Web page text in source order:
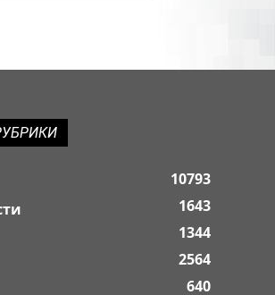
10793
1643
1344
2564
640